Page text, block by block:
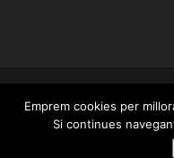
Designed by
Emprem cookies per
Si continues